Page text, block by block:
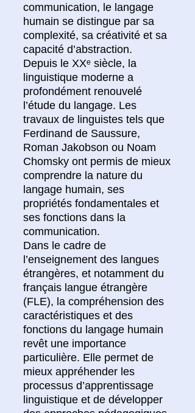
communication, le langage
humain se distingue par sa
complexité, sa créativité et sa
capacité d’abstraction.
Depuis le XXᵉ siècle, la
linguistique moderne a
profondément renouvelé
l’étude du langage. Les
travaux de linguistes tels que
Ferdinand de Saussure,
Roman Jakobson ou Noam
Chomsky ont permis de mieux
comprendre la nature du
langage humain, ses
propriétés fondamentales et
ses fonctions dans la
communication.
Dans le cadre de
l’enseignement des langues
étrangères, et notamment du
français langue étrangère
(FLE), la compréhension des
caractéristiques et des
fonctions du langage humain
revêt une importance
particulière. Elle permet de
mieux appréhender les
processus d’apprentissage
linguistique et de développer